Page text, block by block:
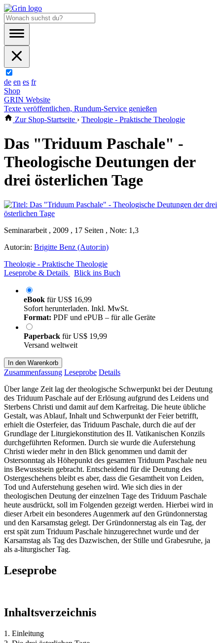
de en es fr
Shop
GRIN Website
Texte veröffentlichen, Rundum-Service genießen
Zur Shop-Startseite › Theologie - Praktische Theologie
Das "Triduum Paschale" -
Theologische Deutungen der
drei österlichen Tage
Seminararbeit , 2009 , 17 Seiten , Note: 1,3
Autor:in: Brigitte Benz (Autor:in)
Theologie - Praktische Theologie
Leseprobe & Details
Blick ins Buch
eBook fürUS$ 16,99
Sofort herunterladen. Inkl. MwSt.
Format: PDF und ePUB – für alle Geräte
Paperback fürUS$ 19,99
Versand weltweit
In den Warenkorb
Zusammenfassung Leseprobe Details
Über lange Zeit lag der theologische Schwerpunkt bei der Deutung
des Triduum Paschale auf der Erlösung aufgrund des Leidens und
Sterbens Christi und damit auf dem Karfreitag. Die heute übliche
Gestalt, was Ablauf, Inhalt und Schwerpunkt der Feier betrifft,
erhielt die Osterfeier, das Triduum Paschale, durch die auf der
Grundlage der Liturgiekonstitution des II. Vatikanischen Konzils
durchgeführten Reformen. Durch sie wurde die Auferstehung
Christi wieder mehr in den Blick genommen und damit der
Ostersonntag als Höhepunkt des gesamten Triduum Paschale neu
ins Bewusstsein gebracht. Entscheidend für die Deutung des
Ostergeschehens bleibt es aber, dass die Gesamtheit von Leiden,
Tod und Auferstehung gesehen wird. Wie sich dies in der
theologischen Deutung der einzelnen Tage des Triduum Paschale
heute ausdrückt, soll im Folgenden gezeigt werden. Hierbei wird in
dieser Arbeit ein besonderes Augenmerk auf den Gründonnerstag
und den Karsamstag gelegt. Der Gründonnerstag als ein Tag, der
erst spät zum Triduum Paschale hinzugerechnet wurde und der
Karsamstag als Tag des Dazwischen, der Stille und Grabesruhe, ja
als a-liturgischer Tag.
Leseprobe
Inhaltsverzeichnis
1. Einleitung